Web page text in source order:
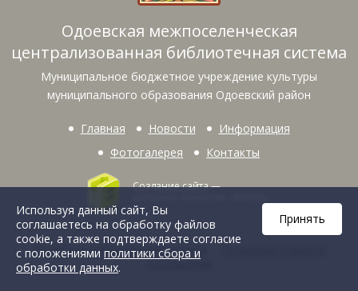
Одоевская межпоселенческая
централизованная библиотечная система
Муниципальное бюджетное учреждение культуры
муниципального образования Одоевский район
Главная Новости
Информация
Фотогалерея
Контакты
Создание сайта—
Политика конфиденциальности
соглашение
Используя данный сайт, Вы
соглашаетесь на обработку файлов
cookie, а также подтверждаете согласие
с положениями политики сбора и
обработки данных.
Принять